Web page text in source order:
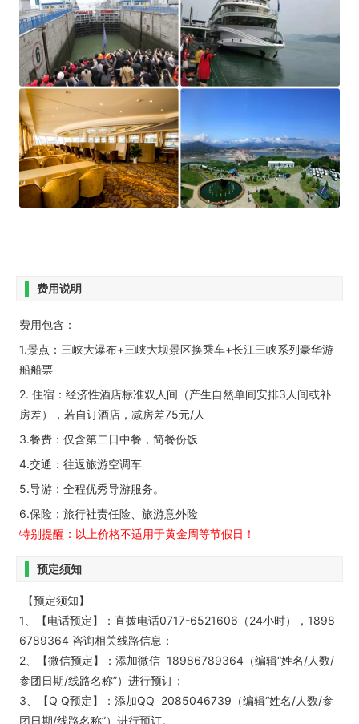
费用说明
费用包含：
1.景点：三峡大瀑布+三峡大坝景区换乘车+长江三峡系列豪华游
船船票
2. 住宿：经济性酒店标准双人间（产生自然单间安排3人间或补
房差），若自订酒店，减房差75元/人
3.餐费：仅含第二日中餐，简餐份饭
4.交通：往返旅游空调车
5.导游：全程优秀导游服务。
6.保险：旅行社责任险、旅游意外险
特别提醒：以上价格不适用于黄金周等节假日！
预定须知
【预定须知】
1、【电话预定】：直拨电话0717-6521606（24小时），1898
6789364 咨询相关线路信息；
2、【微信预定】：添加微信 18986789364（编辑“姓名/人数/
参团日期/线路名称”）进行预订；
3、【Q Q预定】：添加QQ 2085046739（编辑“姓名/人数/参
团日期/线路名称”）进行预订。